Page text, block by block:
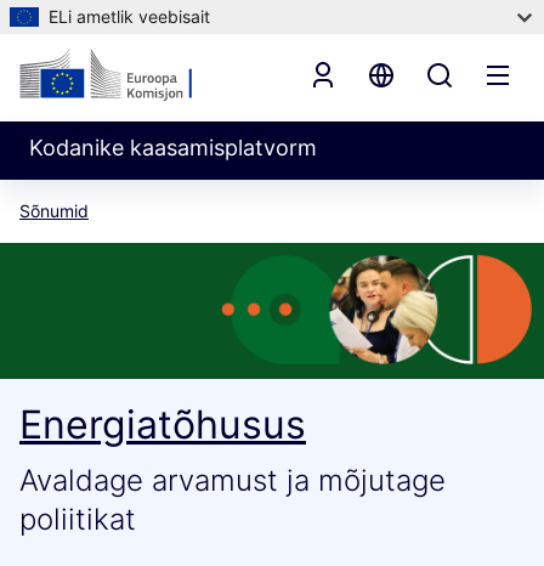
ELi ametlik veebisait
Kodanike kaasamisplatvorm
Sõnumid
Energiatõhusus
Avaldage arvamust ja mõjutage
poliitikat